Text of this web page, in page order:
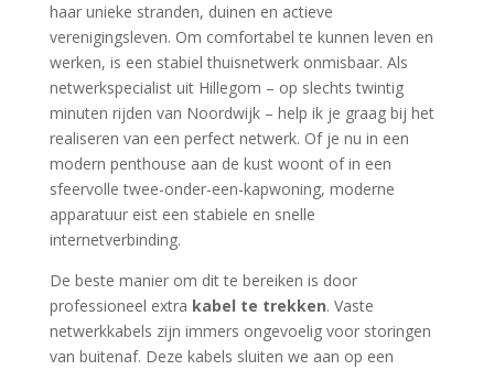
haar unieke stranden, duinen en actieve
verenigingsleven. Om comfortabel te kunnen leven en
werken, is een stabiel thuisnetwerk onmisbaar. Als
netwerkspecialist uit Hillegom – op slechts twintig
minuten rijden van Noordwijk – help ik je graag bij het
realiseren van een perfect netwerk. Of je nu in een
modern penthouse aan de kust woont of in een
sfeervolle twee-onder-een-kapwoning, moderne
apparatuur eist een stabiele en snelle
internetverbinding.
De beste manier om dit te bereiken is door
professioneel extra kabel te trekken. Vaste
netwerkkabels zijn immers ongevoelig voor storingen
van buitenaf. Deze kabels sluiten we aan op een